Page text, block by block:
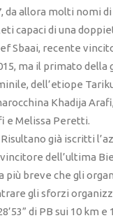
da allora molti nomi
capaci di una
Sbaai, recente
ma il primato della
dell’etiope
Khadija
e Melissa Peretti.
già iscritti
dell’ultima
più breve che gli
gli sforzi
di PB sui 10 km e